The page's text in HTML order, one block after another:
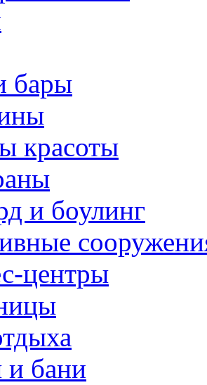
бары
красоты
и боулинг
центры
бани